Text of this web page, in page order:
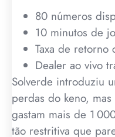
80 números
10 minutos de
Taxa de retorno
Dealer ao vivo
Solverde introduziu
perdas do keno,
gastam mais de 1
tão restritiva que